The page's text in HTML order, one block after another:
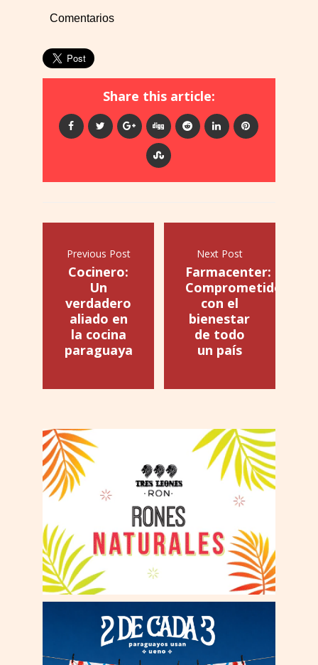
Comentarios
Share this article:
Previous Post
Cocinero:
Un
verdadero
aliado en
la cocina
paraguaya
Next Post
Farmacenter:
Comprometidos
con el
bienestar
de todo
un país